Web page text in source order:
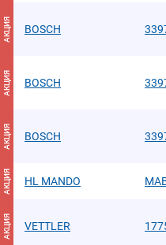
АКЦИЯ BOSCH
АКЦИЯ BOSCH
АКЦИЯ BOSCH
АКЦИЯ HL MANDO
АКЦИЯ VETTLER